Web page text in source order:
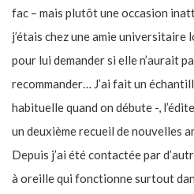
fac – mais plutôt une occasion
j’étais chez une amie universitaire
pour lui demander si elle n’aurait
recommander… J’ai fait un
habituelle quand on débute -,
un deuxième recueil de nouvelles
Depuis j’ai été contactée par
à oreille qui fonctionne surtout